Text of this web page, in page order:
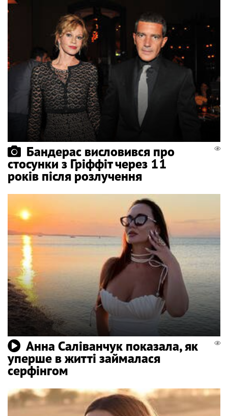
Бандерас висловився про
стосунки з Гріффіт через 11
років після розлучення
Анна Саліванчук показала, як
уперше в житті займалася
серфінгом